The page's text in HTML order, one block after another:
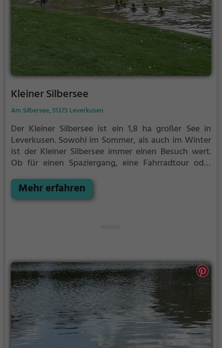
Kleiner Silbersee
Am Silbersee, 51373 Leverkusen
Der Kleiner Silbersee ist ein 1,8 ha großer See in
Leverkusen. Sowohl im Sommer, als auch im Winter
ist der Kleiner Silbersee immer einen Besuch wert.
Ob für einen Spaziergang, eine Fahrradtour oder
Silbersee bietet zahlreiche Möglichkeiten für
Freizeitaktivitäten.
Mehr erfahren